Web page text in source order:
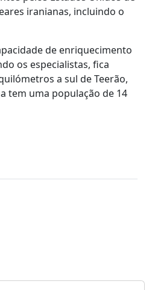
iranianas, incluindo o
de enriquecimento
os especialistas, fica
a sul de Teerão,
tem uma população de 14